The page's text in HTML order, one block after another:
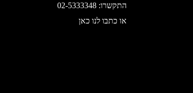
התקשרו: 02-5333348
או כתבו לנו כאן